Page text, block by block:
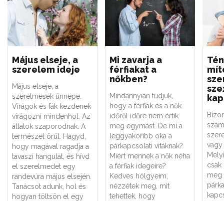
Május elseje, a
szerelem ideje
Május elseje, a
szerelmesek ünnepe.
Virágok és fák kezdenek
virágozni mindenhol. Az
állatok szaporodnak. A
természet örül. Hagyd,
hogy magával ragadja a
tavaszi hangulat, és hívd
el szerelmedet egy
randevúra május elsején.
Tanácsot adunk, hol és
hogyan töltsön el egy
Mi zavarja a
férfiakat a
nőkben?
Mindannyian tudjuk,
hogy a férfiak és a nők
időről időre nem értik
meg egymást. De mi a
leggyakoribb oka a
párkapcsolati vitáknak?
Miért mennek a nők néha
a férfiak idegeire?
Kedves hölgyeim,
nézzétek meg, mit
tehettek, hogy
vagy
csak
meg